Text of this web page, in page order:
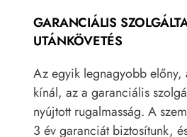
GARANCIÁLIS
UTÁNKÖVETÉS
Az egyik legnagyobb
kínál, az a garanciális
nyújtott rugalmasság. A
3 év garanciát biztosítunk,